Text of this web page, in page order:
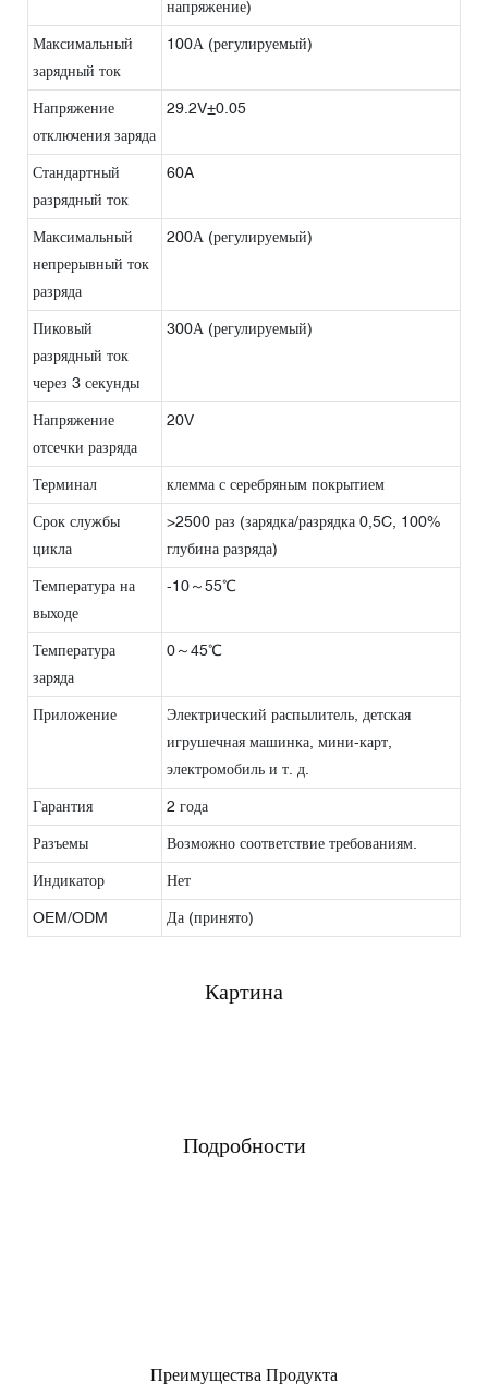
напряжение)
Максимальный
зарядный ток
100А (регулируемый)
Напряжение
отключения заряда
29.2V±0.05
Стандартный
разрядный ток
60A
Максимальный
непрерывный ток
разряда
200А (регулируемый)
Пиковый
разрядный ток
через 3 секунды
300А (регулируемый)
Напряжение
отсечки разряда
20V
Терминал клемма с серебряным покрытием
Срок службы
цикла
>2500 раз (зарядка/разрядка 0,5C, 100%
глубина разряда)
Температура на
выходе
-10～55℃
Температура
заряда
0～45℃
Приложение
Электрический распылитель, детская
игрушечная машинка, мини-карт,
электромобиль и т. д.
Гарантия 2 года
Разъемы Возможно соответствие требованиям.
Индикатор Нет
OEM/ODM Да (принято)
Картина
Подробности
Преимущества Продукта